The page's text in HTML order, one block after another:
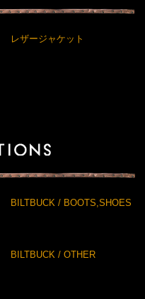
レザージャケット
BILTBUCK / BOOTS,SHOES
BILTBUCK / OTHER